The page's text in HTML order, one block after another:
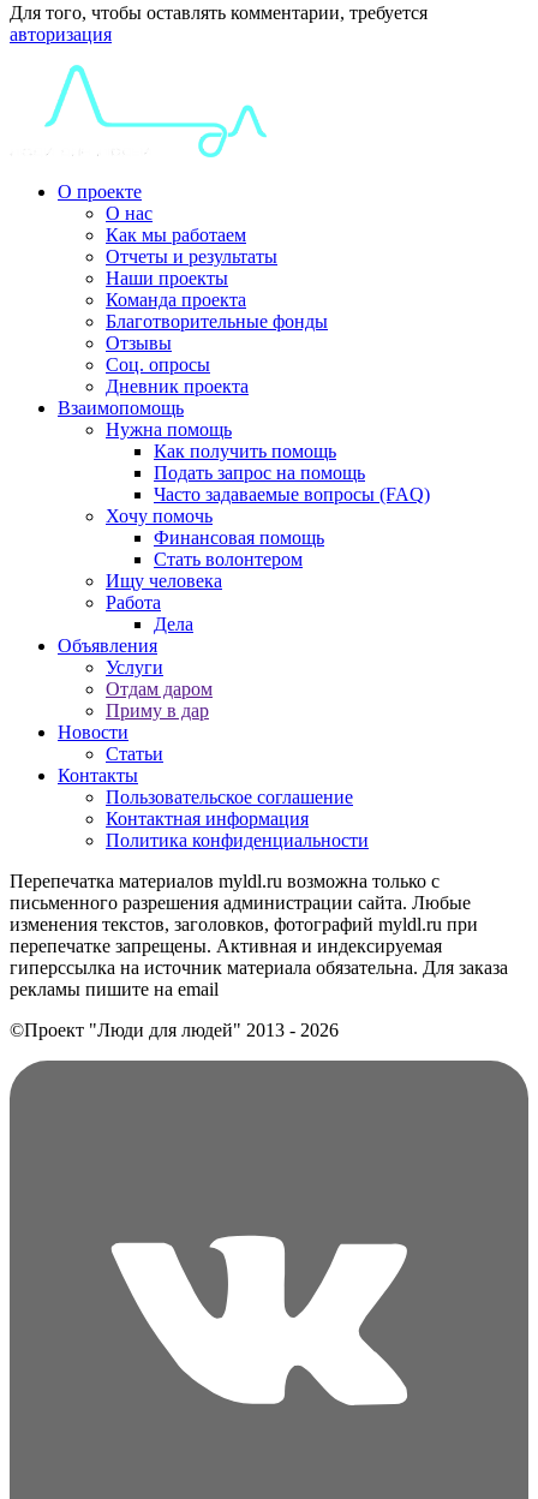
Для того, чтобы оставлять комментарии, требуется
авторизация
О проекте
О нас
Как мы работаем
Отчеты и результаты
Наши проекты
Команда проекта
Благотворительные фонды
Отзывы
Соц. опросы
Дневник проекта
Взаимопомощь
Нужна помощь
Как получить помощь
Подать запрос на помощь
Часто задаваемые вопросы (FAQ)
Хочу помочь
Финансовая помощь
Стать волонтером
Ищу человека
Работа
Дела
Объявления
Услуги
Отдам даром
Приму в дар
Новости
Статьи
Контакты
Пользовательское соглашение
Контактная информация
Политика конфиденциальности
Перепечатка материалов myldl.ru возможна только с
письменного разрешения администрации сайта. Любые
изменения текстов, заголовков, фотографий myldl.ru при
перепечатке запрещены. Активная и индексируемая
гиперссылка на источник материала обязательна. Для заказа
рекламы пишите на еmail
©Проект "Люди для людей" 2013 - 2026